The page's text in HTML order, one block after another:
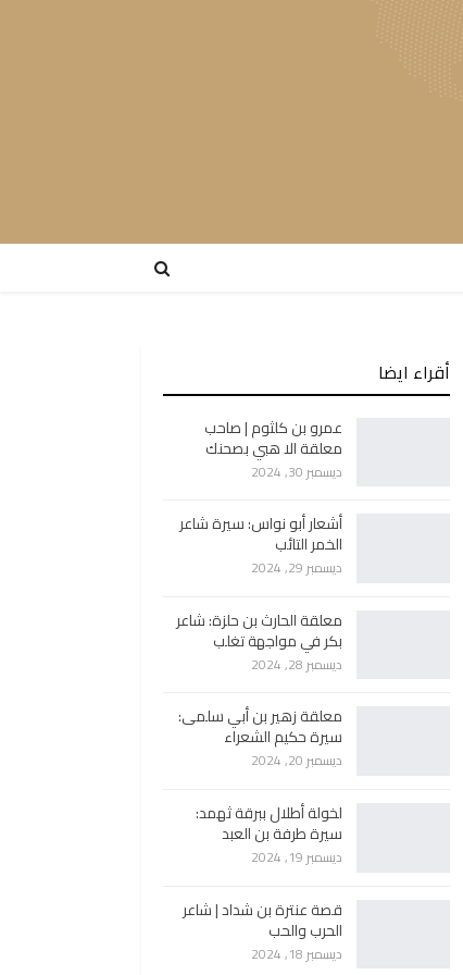
أقراء ايضا
عمرو بن كلثوم | صاحب
معلقة الا هبي بصحنك
ديسمبر 30, 2024
أشعار أبو نواس: سيرة شاعر
الخمر التائب
ديسمبر 29, 2024
معلقة الحارث بن حلزة: شاعر
بكر في مواجهة تغلب
ديسمبر 28, 2024
معلقة زهير بن أبي سلمى:
سيرة حكيم الشعراء
ديسمبر 20, 2024
لخولة أطلال ببرقة ثهمد:
سيرة طرفة بن العبد
ديسمبر 19, 2024
قصة عنترة بن شداد | شاعر
الحرب والحب
ديسمبر 18, 2024